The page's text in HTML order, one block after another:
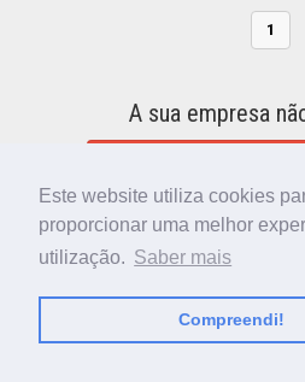
Este website utiliza cookies
proporcionar uma melhor
utilização. Saber mais
Compreendi!
1
A sua empresa
POLÍTICA DE PRIVACIDADE